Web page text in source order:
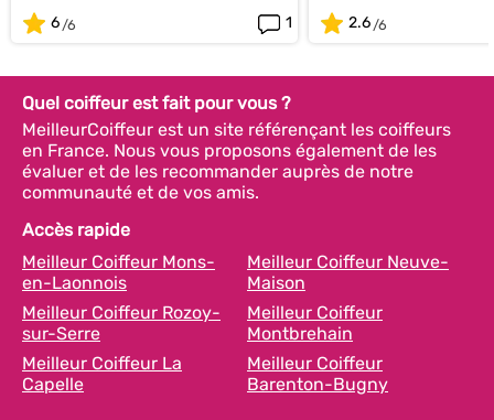
6
1
2.6
Quel coiffeur est fait pour vous ?
MeilleurCoiffeur est un site référençant les coiffeurs
en France. Nous vous proposons également de les
évaluer et de les recommander auprès de notre
communauté et de vos amis.
Accès rapide
Meilleur Coiffeur Mons-
en-Laonnois
Meilleur Coiffeur Neuve-
Maison
Meilleur Coiffeur Rozoy-
sur-Serre
Meilleur Coiffeur
Montbrehain
Meilleur Coiffeur La
Capelle
Meilleur Coiffeur
Barenton-Bugny